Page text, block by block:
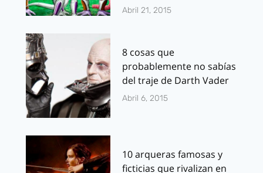
Abril 21, 2015
8 cosas que
probablemente no sabías
del traje de Darth Vader
Abril 6, 2015
10 arqueras famosas y
ficticias que rivalizan en